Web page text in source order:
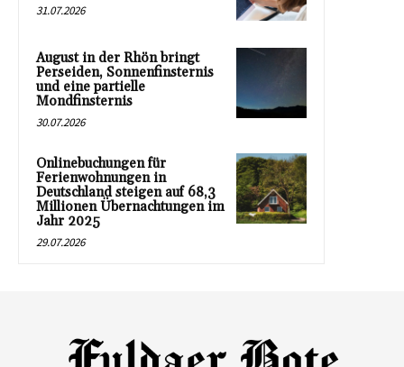
31.07.2026
August in der Rhön bringt
Perseiden, Sonnenfinsternis
und eine partielle
Mondfinsternis
30.07.2026
Onlinebuchungen für
Ferienwohnungen in
Deutschland steigen auf 68,3
Millionen Übernachtungen im
Jahr 2025
29.07.2026